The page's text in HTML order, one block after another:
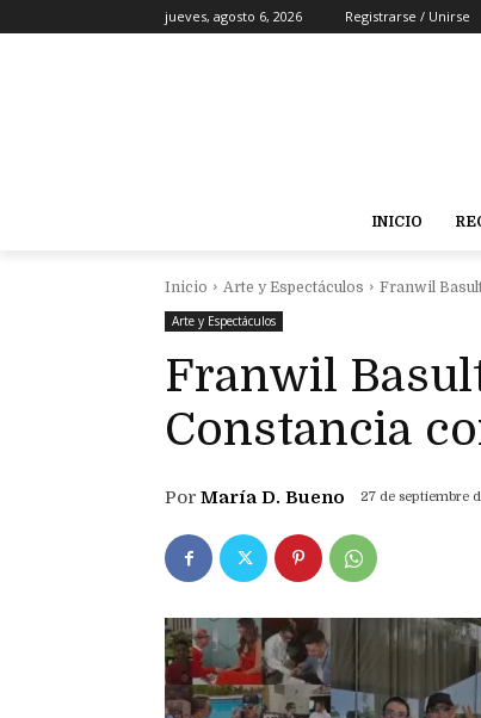
jueves, agosto 6, 2026 Registrarse / Unirse
INICIO
Inicio Arte y Espectáculos
Franwil
Arte y Espectáculos
Franwil
Constancia
Por María D. Bueno 27 de septiembre